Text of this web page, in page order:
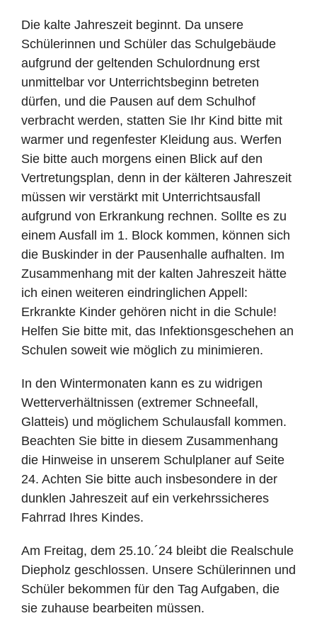
Die kalte Jahreszeit beginnt. Da unsere
Schülerinnen und Schüler das Schulgebäude
aufgrund der geltenden Schulordnung erst
unmittelbar vor Unterrichtsbeginn betreten
dürfen, und die Pausen auf dem Schulhof
verbracht werden, statten Sie Ihr Kind bitte mit
warmer und regenfester Kleidung aus. Werfen
Sie bitte auch morgens einen Blick auf den
Vertretungsplan, denn in der kälteren Jahreszeit
müssen wir verstärkt mit Unterrichtsausfall
aufgrund von Erkrankung rechnen. Sollte es zu
einem Ausfall im 1. Block kommen, können sich
die Buskinder in der Pausenhalle aufhalten. Im
Zusammenhang mit der kalten Jahreszeit hätte
ich einen weiteren eindringlichen Appell:
Erkrankte Kinder gehören nicht in die Schule!
Helfen Sie bitte mit, das Infektionsgeschehen an
Schulen soweit wie möglich zu minimieren.
In den Wintermonaten kann es zu widrigen
Wetterverhältnissen (extremer Schneefall,
Glatteis) und möglichem Schulausfall kommen.
Beachten Sie bitte in diesem Zusammenhang
die Hinweise in unserem Schulplaner auf Seite
24. Achten Sie bitte auch insbesondere in der
dunklen Jahreszeit auf ein verkehrssicheres
Fahrrad Ihres Kindes.
Am Freitag, dem 25.10.´24 bleibt die Realschule
Diepholz geschlossen. Unsere Schülerinnen und
Schüler bekommen für den Tag Aufgaben, die
sie zuhause bearbeiten müssen.